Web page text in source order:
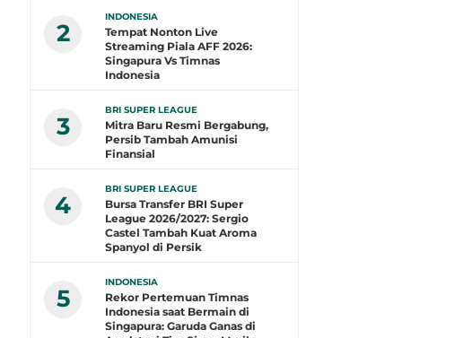
2
INDONESIA
Tempat Nonton Live
Streaming Piala AFF 2026:
Singapura Vs Timnas
Indonesia
3
BRI SUPER LEAGUE
Mitra Baru Resmi Bergabung,
Persib Tambah Amunisi
Finansial
4
BRI SUPER LEAGUE
Bursa Transfer BRI Super
League 2026/2027: Sergio
Castel Tambah Kuat Aroma
Spanyol di Persik
5
INDONESIA
Rekor Pertemuan Timnas
Indonesia saat Bermain di
Singapura: Garuda Ganas di